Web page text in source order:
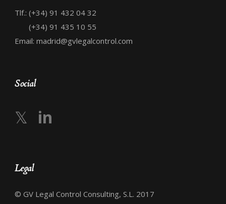
Tlf.: (+34) 91 432 04 32
(+34) 91 435 10 55
Email: madrid@gvlegalcontrol.com
Social
𝕏 in
Legal
© GV Legal Control Consulting, S.L. 2017